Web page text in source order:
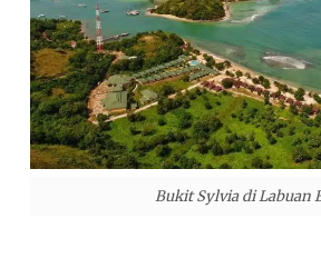
Bukit Sylvia di Labuan